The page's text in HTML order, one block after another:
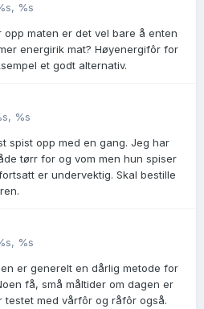
%s
opp maten er det vel bare å enten
energirik mat? Høyenergifôr for
et godt alternativ.
%s
spist opp med en gang. Jeg har
tørr for og vom men hun spiser
er undervektig. Skal bestille
%s
er generelt en dårlig metode for
få, små måltider om dagen er
med vårfôr og råfôr også.